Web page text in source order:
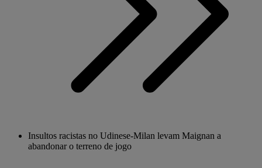
Insultos racistas no Udinese-Milan levam Maignan a
abandonar o terreno de jogo